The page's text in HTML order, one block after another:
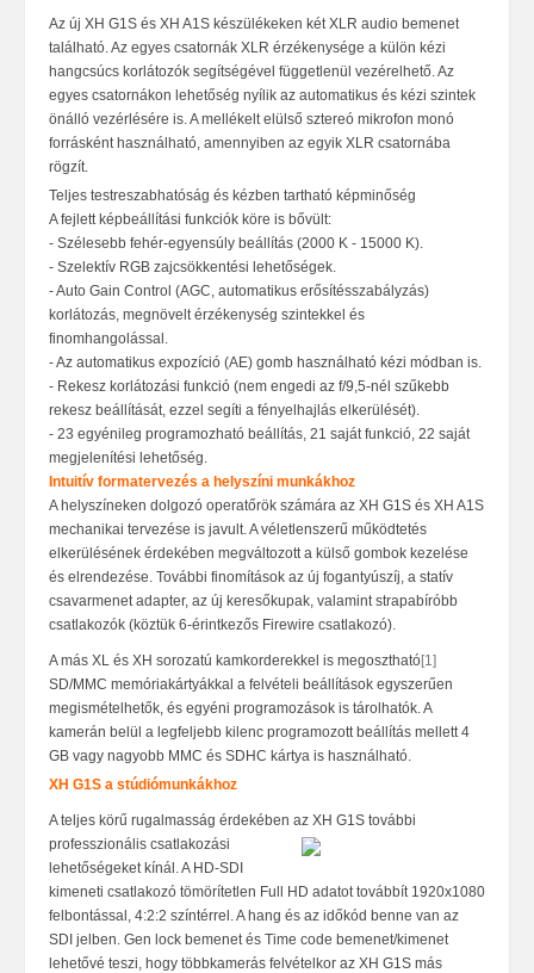
Az új XH G1S és XH A1S készülékeken két XLR audio bemenet
található. Az egyes csatornák XLR érzékenysége a külön kézi
hangcsúcs korlátozók segítségével függetlenül vezérelhető. Az
egyes csatornákon lehetőség nyílik az automatikus és kézi szintek
önálló vezérlésére is. A mellékelt elülső sztereó mikrofon monó
forrásként használható, amennyiben az egyik XLR csatornába
rögzít.
Teljes testreszabhatóság és kézben tartható képminőség
A fejlett képbeállítási funkciók köre is bővült:
- Szélesebb fehér-egyensúly beállítás (2000 K - 15000 K).
- Szelektív RGB zajcsökkentési lehetőségek.
- Auto Gain Control (AGC, automatikus erősítésszabályzás)
korlátozás, megnövelt érzékenység szintekkel és
finomhangolással.
- Az automatikus expozíció (AE) gomb használható kézi módban is.
- Rekesz korlátozási funkció (nem engedi az f/9,5-nél szűkebb
rekesz beállítását, ezzel segíti a fényelhajlás elkerülését).
- 23 egyénileg programozható beállítás, 21 saját funkció, 22 saját
megjelenítési lehetőség.
Intuitív formatervezés a helyszíni munkákhoz
A helyszíneken dolgozó operatőrök számára az XH G1S és XH A1S
mechanikai tervezése is javult. A véletlenszerű működtetés
elkerülésének érdekében megváltozott a külső gombok kezelése
és elrendezése. További finomítások az új fogantyúszíj, a statív
csavarmenet adapter, az új keresőkupak, valamint strapabíróbb
csatlakozók (köztük 6-érintkezős Firewire csatlakozó).
A más XL és XH sorozatú kamkorderekkel is megosztható[1]
SD/MMC memóriakártyákkal a felvételi beállítások egyszerűen
megismételhetők, és egyéni programozások is tárolhatók. A
kamerán belül a legfeljebb kilenc programozott beállítás mellett 4
GB vagy nagyobb MMC és SDHC kártya is használható.
XH G1S a stúdiómunkákhoz
A teljes körű rugalmasság érdekében az XH G1S további
professzionális csatlakozási
lehetőségeket kínál. A HD-SDI
kimeneti csatlakozó tömörítetlen Full HD adatot továbbít 1920x1080
felbontással, 4:2:2 színtérrel. A hang és az időkód benne van az
SDI jelben. Gen lock bemenet és Time code bemenet/kimenet
lehetővé teszi, hogy többkamerás felvételkor az XH G1S más